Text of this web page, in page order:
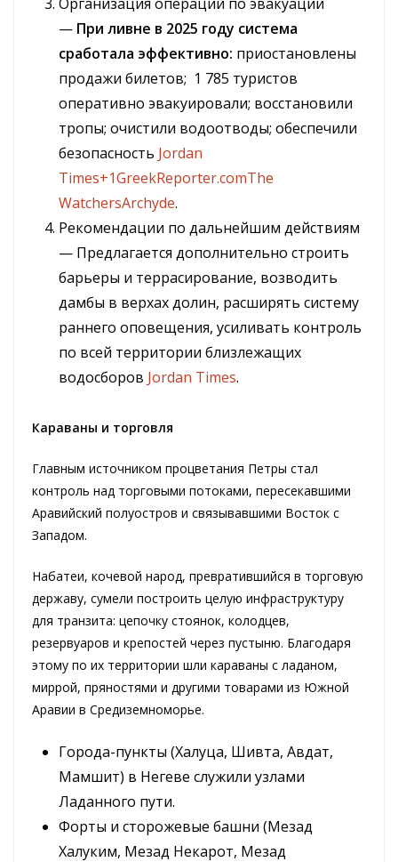
— При ливне в 2025 году система
сработала эффективно: приостановлены
продажи билетов; 1 785 туристов
оперативно эвакуировали; восстановили
тропы; очистили водоотводы; обеспечили
безопасность Jordan
Times+1GreekReporter.comThe
WatchersArchyde.
Рекомендации по дальнейшим действиям
— Предлагается дополнительно строить
барьеры и террасирование, возводить
дамбы в верхах долин, расширять систему
раннего оповещения, усиливать контроль
по всей территории близлежащих
водосборов Jordan Times.
Караваны и торговля
Главным источником процветания Петры стал
контроль над торговыми потоками, пересекавшими
Аравийский полуостров и связывавшими Восток с
Западом.
Набатеи, кочевой народ, превратившийся в торговую
державу, сумели построить целую инфраструктуру
для транзита: цепочку стоянок, колодцев,
резервуаров и крепостей через пустыню. Благодаря
этому по их территории шли караваны с ладаном,
миррой, пряностями и другими товарами из Южной
Аравии в Средиземноморье.
Города-пункты (Халуца, Шивта, Авдат,
Мамшит) в Негеве служили узлами
Ладанного пути.
Форты и сторожевые башни (Мезад
Халуким, Мезад Некарот, Мезад